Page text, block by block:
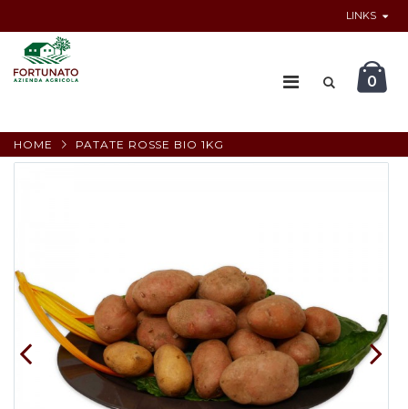
LINKS
0
HOME PATATE ROSSE BIO 1KG